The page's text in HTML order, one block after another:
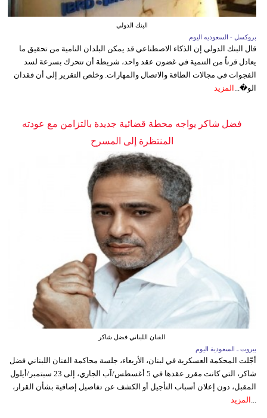
البنك الدولي
بروكسل - السعوديه اليوم
قال البنك الدولي إن الذكاء الاصطناعي قد يمكن البلدان النامية من تحقيق ما
يعادل قرناً من التنمية في غضون عقد واحد، شريطة أن تتحرك بسرعة لسد
الفجوات في مجالات الطاقة والاتصال والمهارات. وخلص التقرير إلى أن فقدان
الو�...
المزيد
فضل شاكر يواجه محطة قضائية جديدة بالتزامن مع عودته
المنتظرة إلى المسرح
الفنان اللبناني فضل شاكر
بيروت ـ السعودية اليوم
أجّلت المحكمة العسكرية في لبنان، الأربعاء، جلسة محاكمة الفنان اللبناني فضل
شاكر، التي كانت مقرر عقدها في 5 أغسطس/آب الجاري، إلى 23 سبتمبر/أيلول
المقبل، دون إعلان أسباب التأجيل أو الكشف عن تفاصيل إضافية بشأن القرار،
المزيد